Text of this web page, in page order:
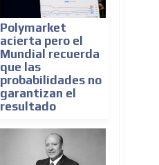
Polymarket
acierta pero el
Mundial recuerda
que las
probabilidades no
garantizan el
resultado